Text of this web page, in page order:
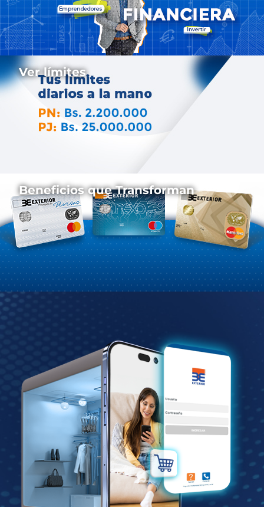
Ver límites
Beneficios que Transforman